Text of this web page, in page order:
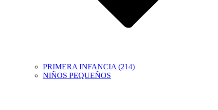
PRIMERA INFANCIA (214)
NIÑOS PEQUEÑOS